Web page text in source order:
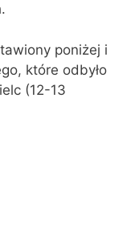
poniżej i
które odbyło
(12-13